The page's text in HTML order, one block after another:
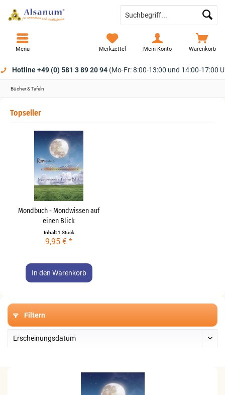
Menü Warenkorb
Merkzettel Mein Konto
Hotline +49 (0) 581 3 89 20 94 (Mo-Fr: 8:00-13:00 und 14:00-17:00
Bücher & Tafeln
Topseller
Mondbuch - Mondwissen auf
einen Blick
Inhalt1 Stück
9,95 € *
In den Warenkorb
Filtern